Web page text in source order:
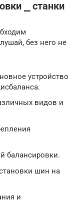
⎯ станки
без него не
устройство
видов и
балансировки.
шин на
и